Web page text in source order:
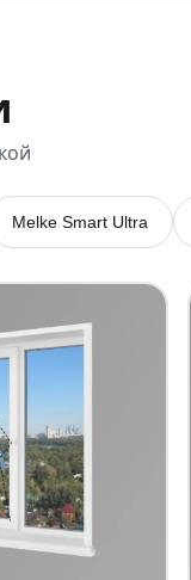
Melke Smart Ultra